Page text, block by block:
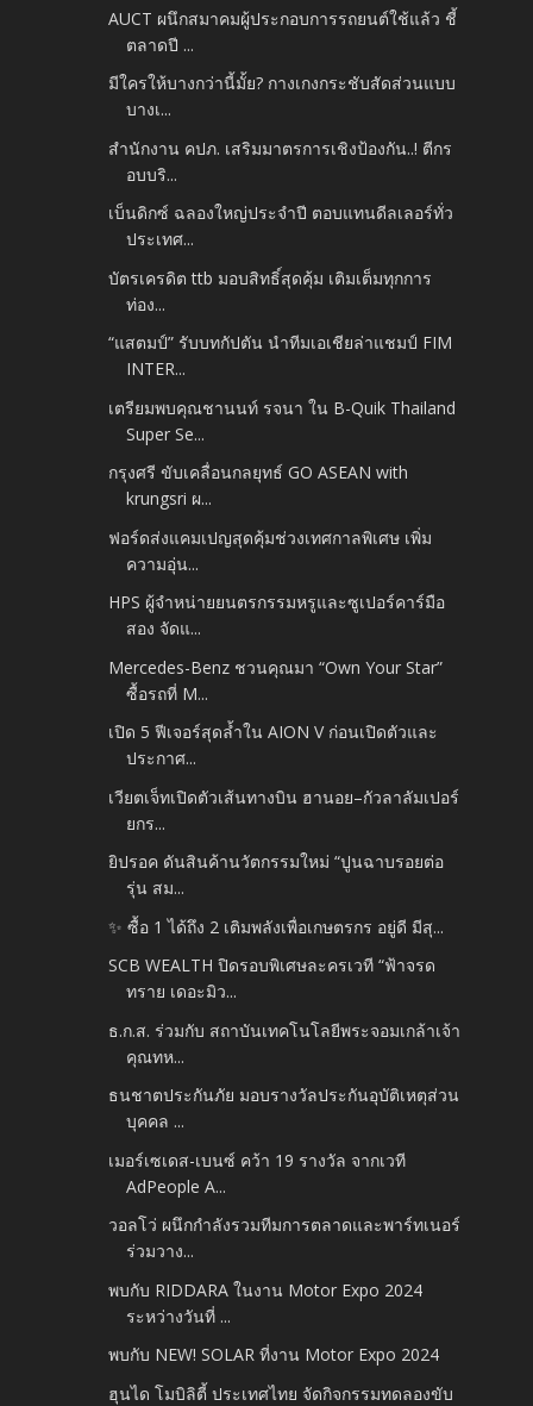
AUCT ผนึกสมาคมผู้ประกอบการรถยนต์ใช้แล้ว ชี้
ตลาดปี ...
มีใครให้บางกว่านี้มั้ย? กางเกงกระชับสัดส่วนแบบ
บางเ...
สำนักงาน คปภ. เสริมมาตรการเชิงป้องกัน..! ตีกร
อบบริ...
เบ็นดิกซ์ ฉลองใหญ่ประจำปี ตอบแทนดีลเลอร์ทั่ว
ประเทศ...
บัตรเครดิต ttb มอบสิทธิ์สุดคุ้ม เติมเต็มทุกการ
ท่อง...
“แสตมป์” รับบทกัปตัน นำทีมเอเชียล่าแชมป์ FIM
INTER...
เตรียมพบคุณชานนท์ รจนา ใน B-Quik Thailand
Super Se...
กรุงศรี ขับเคลื่อนกลยุทธ์ GO ASEAN with
krungsri ผ...
ฟอร์ดส่งแคมเปญสุดคุ้มช่วงเทศกาลพิเศษ เพิ่ม
ความอุ่น...
HPS ผู้จำหน่ายยนตรกรรมหรูและซูเปอร์คาร์มือ
สอง จัดแ...
Mercedes-Benz ชวนคุณมา “Own Your Star”
ซื้อรถที่ M...
เปิด 5 ฟีเจอร์สุดล้ำใน AION V ก่อนเปิดตัวและ
ประกาศ...
เวียตเจ็ทเปิดตัวเส้นทางบิน ฮานอย–กัวลาลัมเปอร์
ยกร...
ยิปรอค ดันสินค้านวัตกรรมใหม่ “ปูนฉาบรอยต่อ
รุ่น สม...
✨ ซื้อ 1 ได้ถึง 2 เติมพลังเพื่อเกษตรกร อยู่ดี มีสุ...
SCB WEALTH ปิดรอบพิเศษละครเวที “ฟ้าจรด
ทราย เดอะมิว...
ธ.ก.ส. ร่วมกับ สถาบันเทคโนโลยีพระจอมเกล้าเจ้า
คุณทห...
ธนชาตประกันภัย มอบรางวัลประกันอุบัติเหตุส่วน
บุคคล ...
เมอร์เซเดส-เบนซ์ คว้า 19 รางวัล จากเวที
AdPeople A...
วอลโว่ ผนึกกำลังรวมทีมการตลาดและพาร์ทเนอร์
ร่วมวาง...
พบกับ RIDDARA ในงาน Motor Expo 2024
ระหว่างวันที่ ...
พบกับ NEW! SOLAR ที่งาน Motor Expo 2024
ฮุนได โมบิลิตี้ ประเทศไทย จัดกิจกรรมทดลองขับ